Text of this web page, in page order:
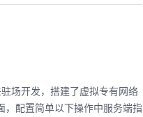
场开发，搭建了虚拟专有网络
配置简单以下操作中服务端指